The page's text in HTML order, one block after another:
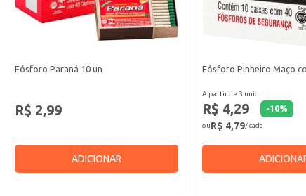
Fósforo Paraná 10 un
R$ 2,99
ADICIONAR
Fósforo Pinheiro Maço
A partir de 3 unid.
R$ 4,29 -10%
ouR$ 4,79/ cada